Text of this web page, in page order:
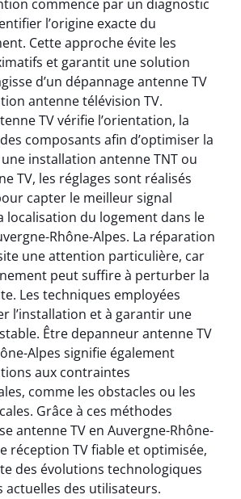
commence par un diagnostic
l’origine exacte du
Cette approche évite les
et garantit une solution
d’un dépannage antenne TV
antenne télévision TV.
TV vérifie l’orientation, la
composants afin d’optimiser la
installation antenne TNT ou
TV, les réglages sont réalisés
capter le meilleur signal
localisation du logement dans le
Rhône-Alpes. La réparation
une attention particulière, car
peut suffire à perturber la
Les techniques employées
l’installation et à garantir une
Être depanneur antenne TV
Alpes signifie également
aux contraintes
comme les obstacles ou les
Grâce à ces méthodes
antenne TV en Auvergne-Rhône-
réception TV fiable et optimisée,
des évolutions technologiques
actuelles des utilisateurs.